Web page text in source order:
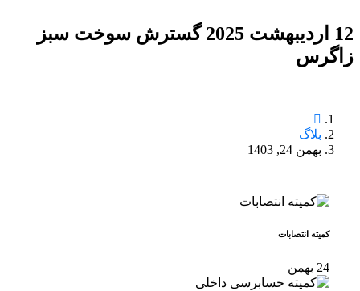
12 اردیبهشت 2025 گسترش سوخت سبز
زاگرس
بلاگ
بهمن 24, 1403
کمیته انتصابات
24 بهمن